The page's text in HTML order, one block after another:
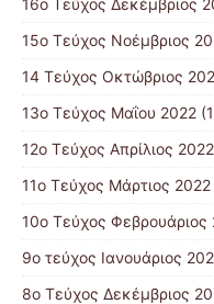
15o Τεύχος Νοέμβριος
14 Tεύχος Οκτώβριος
13ο Τεύχος Μαΐου 2022
12ο Τεύχος Απρίλιος 2022
11o Tεύχος Μάρτιος 2022
10o Tεύχος Φεβρουάριος
9o τεύχος Ιανουάριος
8o Tεύχος Δεκέμβριος